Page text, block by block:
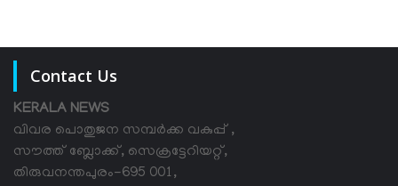
Contact Us
KERALA NEWS
വിവര പൊതുജന സമ്പര്‍ക്ക വകുപ്പ് ,
സൗത്ത് ബ്ലോക്ക്, സെക്രട്ടേറിയറ്റ്,
തിരുവനന്തപുരം-695 001,